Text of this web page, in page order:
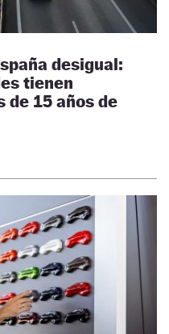
desigual:
tienen
de 15 años de